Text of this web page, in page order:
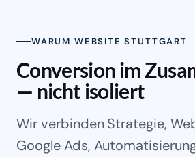
WARUM WEBSITE STUTTGART
Conversion im
— nicht isoliert
Wir verbinden Strategie,
Google Ads,